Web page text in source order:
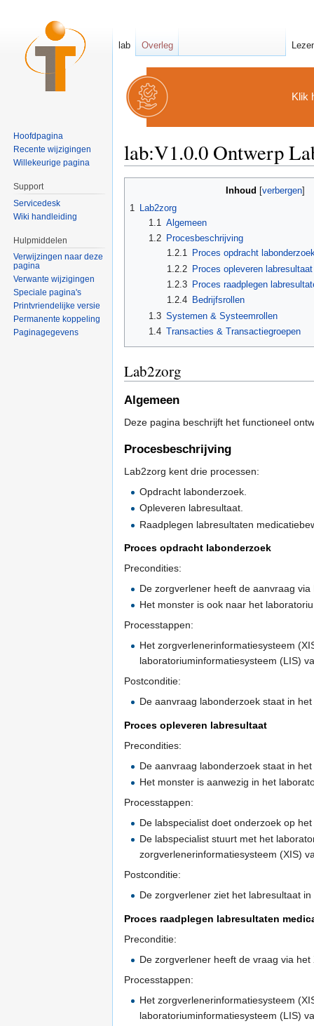
Klik
lab:V1.0.0 Ontwerp
Inhoud verbergen]
1
Lab2zorg
1.1
Algemeen
1.2
Procesbeschrijving
1.2.1 Proces opdracht
1.2.2 Proces opleveren labresultaat
1.2.3 Proces raadplegen
1.2.4 Bedrijfsrollen
1.3 Systemen & Systeemrollen
1.4 Transacties & Transactiegroepen
Lab2zorg
Algemeen
Deze pagina beschrijft het functioneel
Procesbeschrijving
Lab2zorg kent drie processen:
Opdracht labonderzoek.
Opleveren labresultaat.
Raadplegen labresultaten
Proces opdracht labonderzoek
Precondities:
De zorgverlener heeft de aanvraag
Het monster is ook naar het
Processtappen:
Het zorgverlenerinformatiesysteem
laboratoriuminformatiesysteem (LIS)
Postconditie:
De aanvraag labonderzoek staat in het
Proces opleveren labresultaat
Precondities:
De aanvraag labonderzoek staat in het
Het monster is aanwezig in het
Processtappen:
De labspecialist doet onderzoek op
De labspecialist stuurt met het
zorgverlenerinformatiesysteem (XIS)
Postconditie:
De zorgverlener ziet het labresultaat in
Proces raadplegen labresultaten
Preconditie:
De zorgverlener heeft de vraag via
Processtappen:
Het zorgverlenerinformatiesysteem
laboratoriuminformatiesysteem (LIS)
lab Overleg
Hoofdpagina
Recente wijzigingen
Willekeurige pagina
Support
Servicedesk
Wiki handleiding
Hulpmiddelen
Verwijzingen naar deze
pagina
Verwante wijzigingen
Speciale pagina's
Printvriendelijke versie
Permanente koppeling
Paginagegevens